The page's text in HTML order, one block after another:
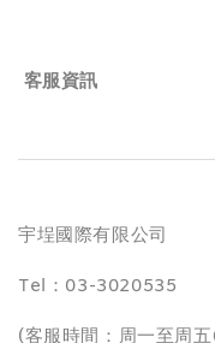
客服資訊
宇埕國際有限公司
Tel：03-3020535
(客服時間：周一至周